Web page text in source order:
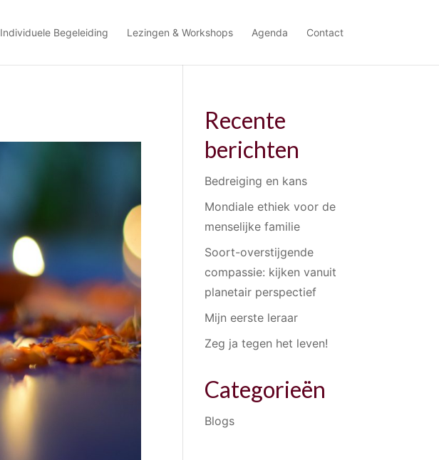
Individuele Begeleiding Lezingen & Workshops Agenda Contact
Recente
berichten
Bedreiging en kans
Mondiale ethiek voor de
menselijke familie
Soort-overstijgende
compassie: kijken vanuit
planetair perspectief
Mijn eerste leraar
Zeg ja tegen het leven!
Categorieën
Blogs